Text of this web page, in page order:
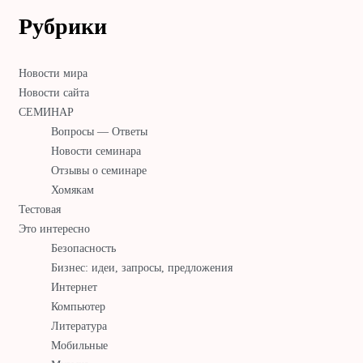
Рубрики
Новости мира
Новости сайта
СЕМИНАР
Вопросы — Ответы
Новости семинара
Отзывы о семинаре
Хомякам
Тестовая
Это интересно
Безопасность
Бизнес: идеи, запросы, предложения
Интернет
Компьютер
Литература
Мобильные